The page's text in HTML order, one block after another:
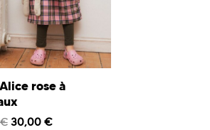
rose à
€ 30,00 €